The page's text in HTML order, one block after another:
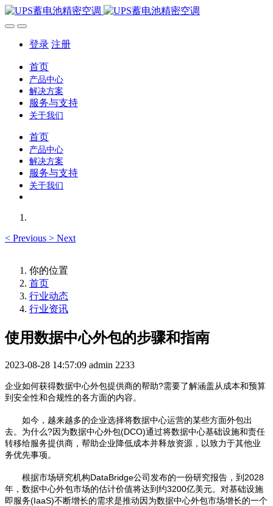
登录 注册
首页
产品中心
解决方案
服务与支持
关于我们
首页
产品中心
解决方案
服务与支持
关于我们
< Previous > Next
你的位置
首页
行业动态
行业资讯
使用数据中心外包的步骤和指南
2023-08-28 14:57:09 admin 2233
企业如何获得数据中心外包提供商的帮助?需要了解涵盖从成本和预算
到安全性和合规性的各方面的内容。
如今，越来越多的企业选择将数据中心运营的某些方面外包出
去。为什么?因为数据中心外包(DCO)通过将数据中心基础设施和责任
转移给服务提供商，帮助企业降低成本并释放资源，以致力于其他业
务优先事项。
根据市场研究机构DataBridge公司发布的一份研究报告，到2028
年，数据中心外包市场的估计价值将达到约3200亿美元。对基础设施
即服务(IaaS)不断增长的需求是推动因为数据中心外包市场增长的一个